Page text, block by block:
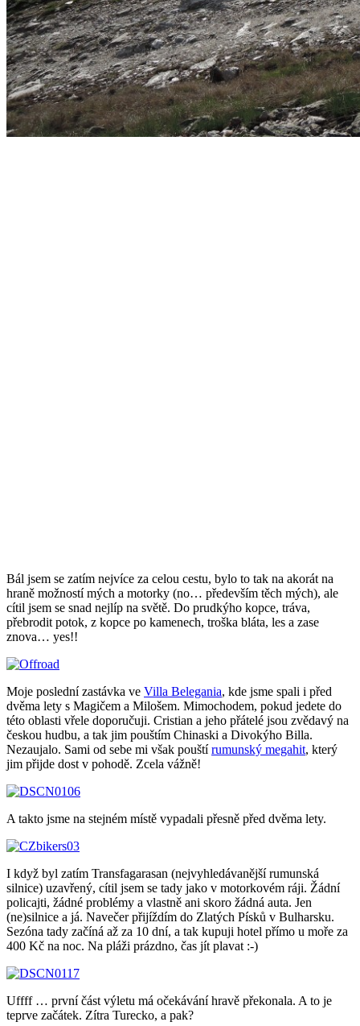
Bál jsem se zatím nejvíce za celou cestu, bylo to tak na akorát na
hraně možností mých a motorky (no… především těch mých), ale
cítil jsem se snad nejlíp na světě. Do prudkýho kopce, tráva,
přebrodit potok, z kopce po kamenech, troška bláta, les a zase
znova… yes!!
Moje poslední zastávka ve Villa Belegania, kde jsme spali i před
dvěma lety s Magičem a Milošem. Mimochodem, pokud jedete do
této oblasti vřele doporučuji. Cristian a jeho přátelé jsou zvědavý na
českou hudbu, a tak jim pouštím Chinaski a Divokýho Billa.
Nezaujalo. Sami od sebe mi však pouštírumunský megahit, který
jim přijde dost v pohodě. Zcela vážně!
A takto jsme na stejném místě vypadali přesně před dvěma lety.
I když byl zatím Transfagarasan (nejvyhledávanější rumunská
silnice) uzavřený, cítil jsem se tady jako v motorkovém ráji. Žádní
policajti, žádné problémy a vlastně ani skoro žádná auta. Jen
(ne)silnice a já. Navečer přijíždím do Zlatých Písků v Bulharsku.
Sezóna tady začíná až za 10 dní, a tak kupuji hotel přímo u moře za
400 Kč na noc. Na pláži prázdno, čas jít plavat :-)
Uffff … první část výletu má očekávání hravě překonala. A to je
teprve začátek. Zítra Turecko, a pak?